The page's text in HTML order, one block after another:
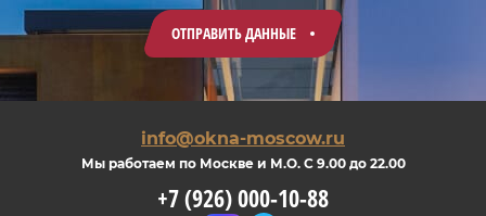
ОТПРАВИТЬ ДАННЫЕ
info@okna-moscow.ru
Мы работаем по Москве и М.О. С 9.00 до 22.00
+7 (926) 000-10-88